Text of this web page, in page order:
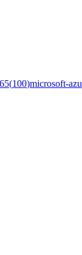
(100)microsoft-